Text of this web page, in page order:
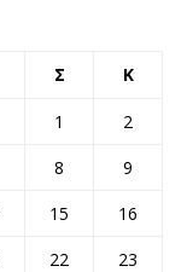
Σ Κ
1
2
8
9
15
16
22
23